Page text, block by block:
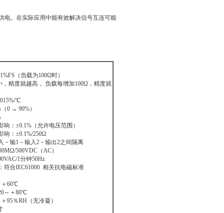
。在实际应用中能有效解决信号互连可能
（负载为100Ω时）
精度就越高， 负载每增加100Ω，精度就
℃
0 → 90%）
：±0.1%（允许电压范围）
响：±0.1%/250Ω
－输1－输入2－输出2之间隔离
500VDC（AC）
1分钟50Hz
符合IEC61000 相关抗电磁标准
＋60℃
～＋80℃
95％RH（无冷凝）